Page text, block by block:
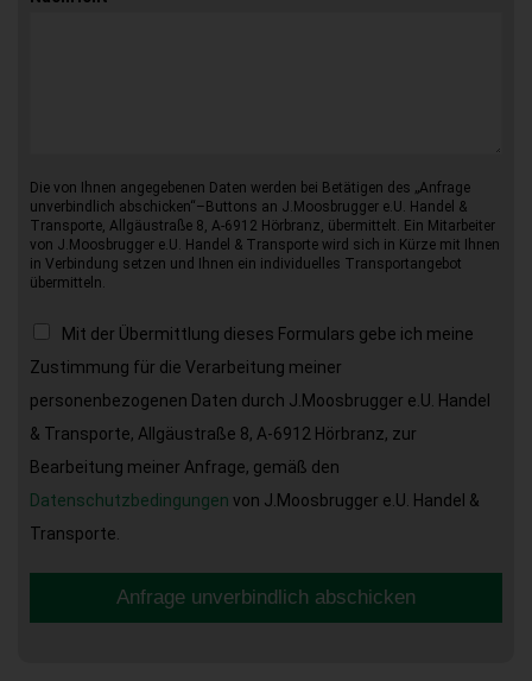
Die von Ihnen angegebenen Daten werden bei Betätigen des „Anfrage
unverbindlich abschicken“–Buttons an J.Moosbrugger e.U. Handel &
Transporte, Allgäustraße 8, A-6912 Hörbranz, übermittelt. Ein Mitarbeiter
von J.Moosbrugger e.U. Handel & Transporte wird sich in Kürze mit Ihnen
in Verbindung setzen und Ihnen ein individuelles Transportangebot
übermitteln.
Mit der Übermittlung dieses Formulars gebe ich meine
Zustimmung für die Verarbeitung meiner
personenbezogenen Daten durch J.Moosbrugger e.U. Handel
& Transporte, Allgäustraße 8, A-6912 Hörbranz, zur
Bearbeitung meiner Anfrage, gemäß den
Datenschutzbedingungen von J.Moosbrugger e.U. Handel &
Transporte.
Anfrage unverbindlich abschicken